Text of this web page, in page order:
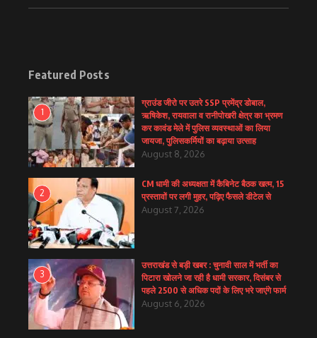
Featured Posts
1
ग्राउंड जीरो पर उतरे SSP प्रमेंद्र डोबाल,
ऋषिकेश, रायवाला व रानीपोखरी क्षेत्र का भ्रमण
कर कावंड मेले में पुलिस व्यवस्थाओं का लिया
जायजा, पुलिसकर्मियों का बढ़ाया उत्साह
August 8, 2026
2
CM धामी की अध्यक्षता में कैबिनेट बैठक खत्म, 15
प्रस्तावों पर लगी मुहर, पढ़िए फैसले डीटेल से
August 7, 2026
3
उत्तराखंड से बड़ी खबर : चुनावी साल में भर्ती का
पिटारा खोलने जा रही है धामी सरकार, दिसंबर से
पहले 2500 से अधिक पदों के लिए भरे जाएंगे फार्म
August 6, 2026